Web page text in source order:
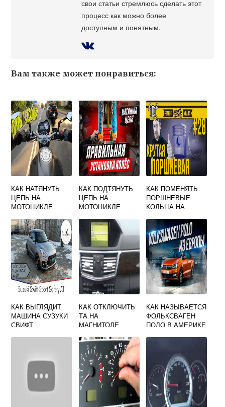
свои статьи стремлюсь сделать этот
процесс как можно более
доступным и понятным.
Вам также может понравиться:
КАК НАТЯНУТЬ
ЦЕПЬ НА
МОТОЦИКЛЕ
КАК ПОДТЯНУТЬ
ЦЕПЬ НА
МОТОЦИКЛЕ
КАК ПОМЕНЯТЬ
ПОРШНЕВЫЕ
КОЛЬЦА НА
УРАЛ
КАК ВЫГЛЯДИТ
МАШИНА СУЗУКИ
СВИФТ
КАК ОТКЛЮЧИТЬ
ТА НА
МАГНИТОЛЕ
КАК НАЗЫВАЕТСЯ
ФОЛЬКСВАГЕН
ПОЛО В АМЕРИКЕ